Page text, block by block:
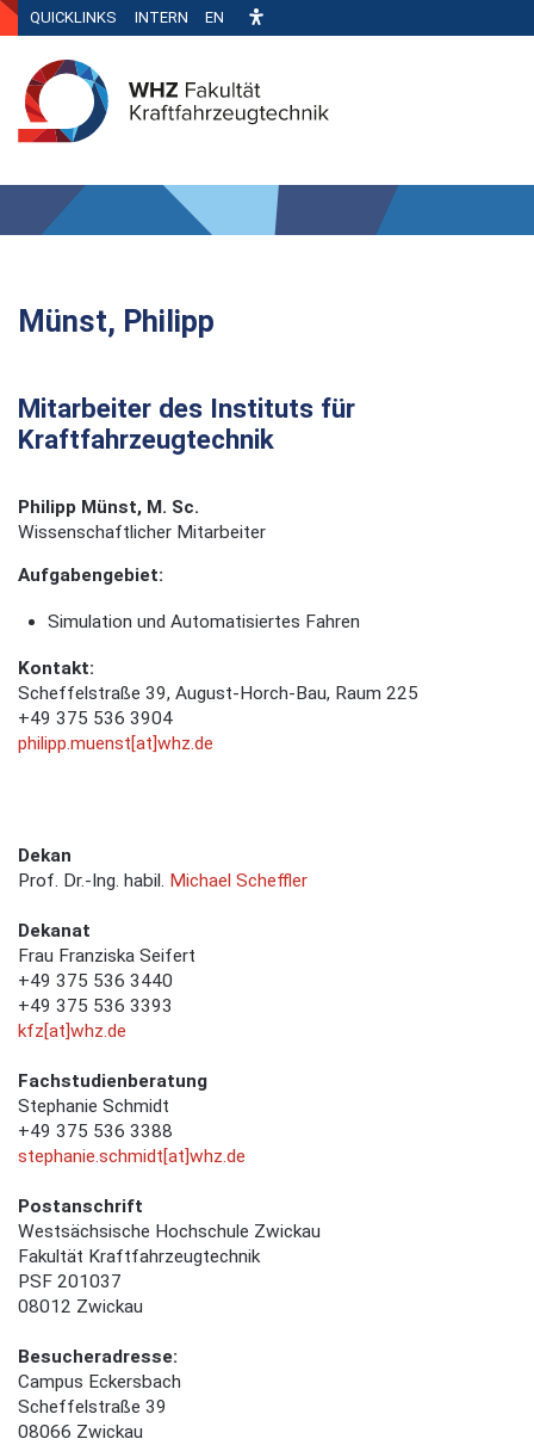
QUICKLINKS INTERN EN
Münst, Philipp
Mitarbeiter des Instituts für
Kraftfahrzeugtechnik
Philipp Münst, M. Sc.
Wissenschaftlicher Mitarbeiter
Aufgabengebiet:
Simulation und Automatisiertes Fahren
Kontakt:
Scheffelstraße 39, August-Horch-Bau, Raum 225
+49 375 536 3904
philipp.muenst[at]whz.de
Dekan
Prof. Dr.-Ing. habil. Michael Scheffler
Dekanat
Frau Franziska Seifert
+49 375 536 3440
+49 375 536 3393
kfz[at]whz.de
Fachstudienberatung
Stephanie Schmidt
+49 375 536 3388
stephanie.schmidt[at]whz.de
Postanschrift
Westsächsische Hochschule Zwickau
Fakultät Kraftfahrzeugtechnik
PSF 201037
08012 Zwickau
Besucheradresse:
Campus Eckersbach
Scheffelstraße 39
08066 Zwickau